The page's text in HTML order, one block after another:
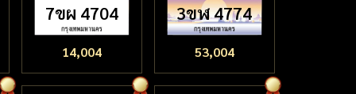
7ขผ 4704
14,004
3ขฬ 4774
53,004